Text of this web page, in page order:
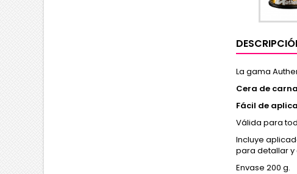
La gama
Cera de
Fácil de
Válida para
Incluye
para detallar
Envase 200 g.